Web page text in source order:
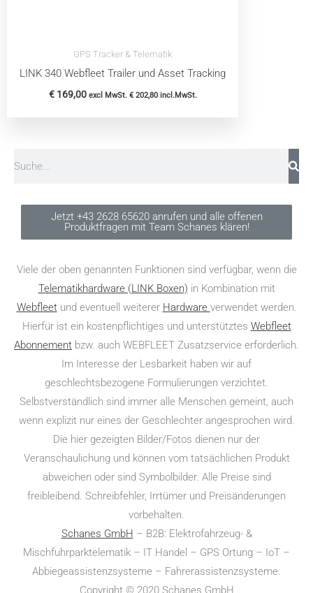
GPS Tracker & Telematik
LINK 340 Webfleet Trailer und Asset Tracking
€169,00 excl MwSt. €202,80incl.MwSt.
Jetzt +43 2628 65620 anrufen und alle offenen
Produktfragen mit Team Schanes klären!
Viele der oben genannten Funktionen sind verfügbar, wenn die
Telematikhardware (LINK Boxen) in Kombination mit
Webfleetund eventuell weiterer Hardware verwendet werden.
Hierfür ist ein kostenpflichtiges und unterstütztes Webfleet
Abonnement bzw. auch WEBFLEET Zusatzservice erforderlich.
Im Interesse der Lesbarkeit haben wir auf
geschlechtsbezogene Formulierungen verzichtet.
Selbstverständlich sind immer alle Menschen gemeint, auch
wenn explizit nur eines der Geschlechter angesprochen wird.
Die hier gezeigten Bilder/Fotos dienen nur der
Veranschaulichung und können vom tatsächlichen Produkt
abweichen oder sind Symbolbilder. Alle Preise sind
freibleibend. Schreibfehler, Irrtümer und Preisänderungen
vorbehalten.
Schanes GmbH – B2B: Elektro­fahr­zeug- &
Mischfuhrparktelematik – IT Handel – GPS Ortung – IoT –
Abbiegeassistenzsysteme – Fahrerassistenzsysteme.
Copyright © 2020 Schanes GmbH